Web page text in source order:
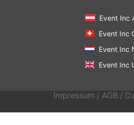
Event Inc
Event Inc
Event Inc
Event Inc
Impressum / AGB /